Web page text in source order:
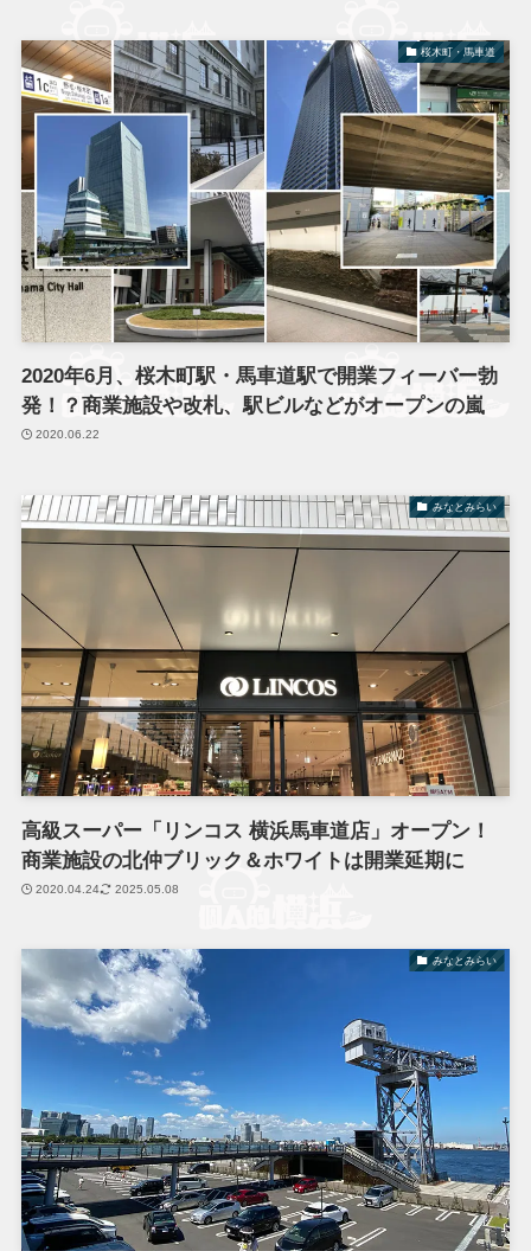
桜木町・馬車道
2020年6月、桜木町駅・馬車道駅で開業フィーバー勃
発！？商業施設や改札、駅ビルなどがオープンの嵐
2020.06.22
みなとみらい
高級スーパー「リンコス 横浜馬車道店」オープン！
商業施設の北仲ブリック＆ホワイトは開業延期に
2020.04.24 2025.05.08
みなとみらい